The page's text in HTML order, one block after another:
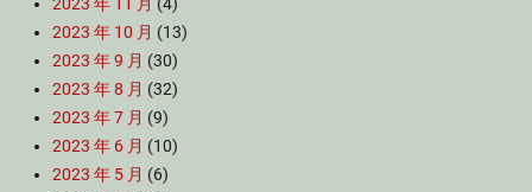
2023 年 10 月 (13)
2023 年 9 月 (30)
2023 年 8 月 (32)
2023 年 7 月 (9)
2023 年 6 月 (10)
2023 年 5 月 (6)